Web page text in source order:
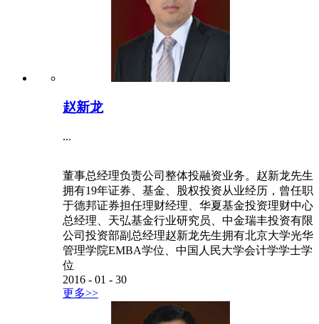
赵新龙
...
董事总经理负责公司整体投融资业务。赵新龙先生
拥有19年证券、基金、股权投资从业经历，曾任职
于德邦证券担任理财经理、华夏基金投资理财中心
总经理、天弘基金行业研究员、中金瑞丰投资有限
公司投资部副总经理赵新龙先生拥有北京大学光华
管理学院EMBA学位、中国人民大学会计学学士学
位
2016 - 01 - 30
更多>>